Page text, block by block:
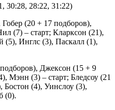
30:28, 28:22, 31:22)
(20 + 17 подборов),
(7) – старт; Кларксон (21),
(5), Инглс (3), Паскалл (1),
Джексон (15 + 9
Мэнн (3) – старт; Бледсоу (21
Бостон (4), Уинслоу (3),
(0).